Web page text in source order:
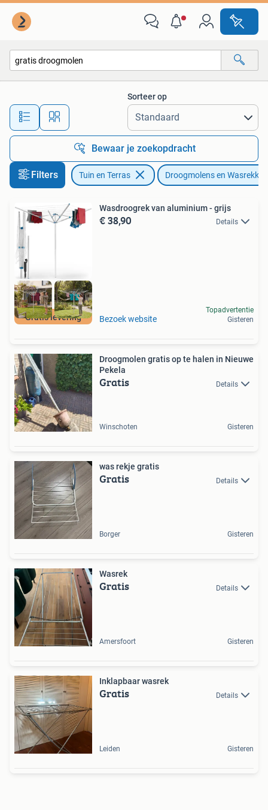
Alle afstanden…
Sorteer op
Bewaar je zoekopdracht
Filters Tuin en Terras Droogmolens en Wasrekken
Gratis levering
Wasdroogrek van aluminium - grijs
€ 38,90 Details
Bezoek website
Topadvertentie
Gisteren
Droogmolen gratis op te halen in Nieuwe
Pekela
Gratis Details
Winschoten Gisteren
was rekje gratis
Gratis Details
Borger Gisteren
Wasrek
Gratis Details
Amersfoort Gisteren
Inklapbaar wasrek
Gratis Details
Leiden Gisteren